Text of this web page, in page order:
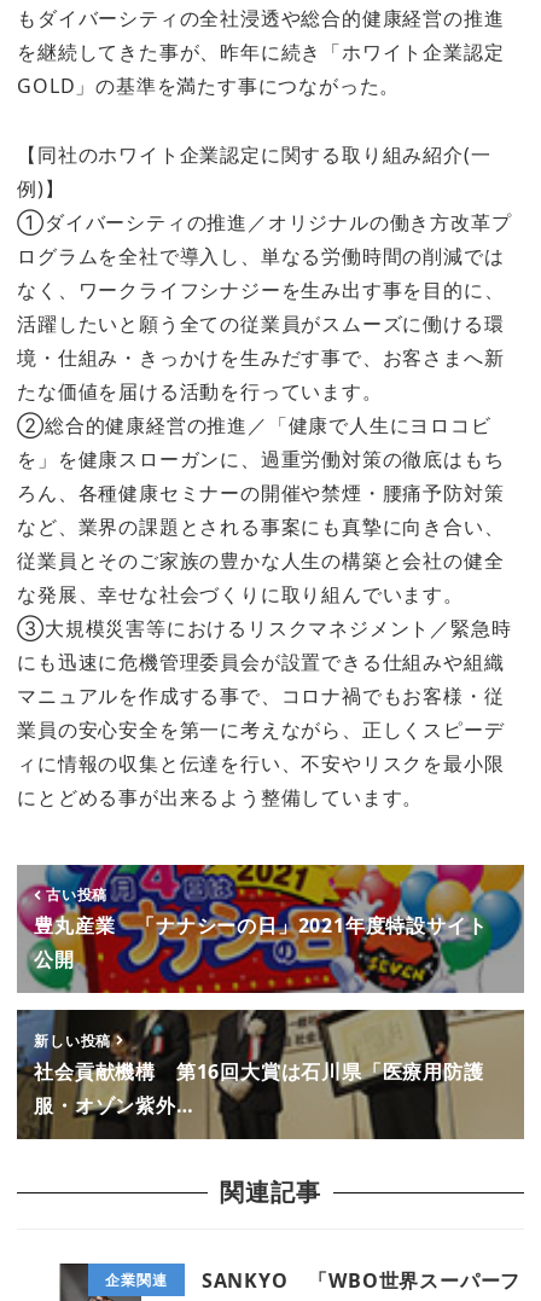
もダイバーシティの全社浸透や総合的健康経営の推進
を継続してきた事が、昨年に続き「ホワイト企業認定
GOLD」の基準を満たす事につながった。
【同社のホワイト企業認定に関する取り組み紹介(一
例)】
①ダイバーシティの推進／オリジナルの働き方改革プ
ログラムを全社で導入し、単なる労働時間の削減では
なく、ワークライフシナジーを生み出す事を目的に、
活躍したいと願う全ての従業員がスムーズに働ける環
境・仕組み・きっかけを生みだす事で、お客さまへ新
たな価値を届ける活動を行っています。
②総合的健康経営の推進／「健康で人生にヨロコビ
を」を健康スローガンに、過重労働対策の徹底はもち
ろん、各種健康セミナーの開催や禁煙・腰痛予防対策
など、業界の課題とされる事案にも真摯に向き合い、
従業員とそのご家族の豊かな人生の構築と会社の健全
な発展、幸せな社会づくりに取り組んでいます。
③大規模災害等におけるリスクマネジメント／緊急時
にも迅速に危機管理委員会が設置できる仕組みや組織
マニュアルを作成する事で、コロナ禍でもお客様・従
業員の安心安全を第一に考えながら、正しくスピーデ
ィに情報の収集と伝達を行い、不安やリスクを最小限
にとどめる事が出来るよう整備しています。
古い投稿
豊丸産業 「ナナシーの日」2021年度特設サイト
公開
新しい投稿
社会貢献機構 第16回大賞は石川県「医療用防護
服・オゾン紫外…
関連記事
企業関連
SANKYO 「WBO世界スーパーフ